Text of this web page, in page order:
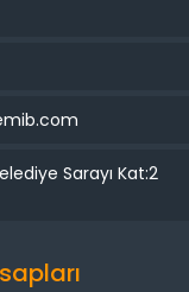
Sarayı Kat:2